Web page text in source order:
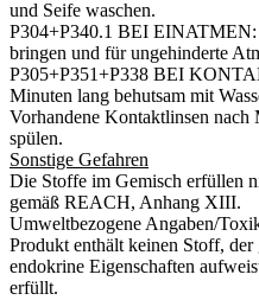
und Seife waschen.
P304+P340.1 BEI
bringen und für ungehinderte
P305+P351+P338 BEI
Minuten lang behutsam mit
Vorhandene Kontaktlinsen
spülen.
Sonstige Gefahren
Die Stoffe im Gemisch erfüllen
gemäß REACH, Anhang XIII.
Umweltbezogene Angaben/
Produkt enthält keinen Stoff, der
endokrine Eigenschaften
erfüllt.